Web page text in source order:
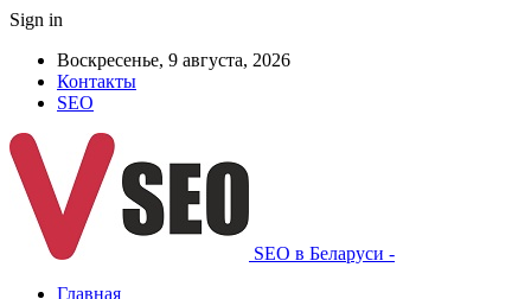
Sign in
Воскресенье, 9 августа, 2026
Контакты
SEO
SEO в Беларуси -
Главная